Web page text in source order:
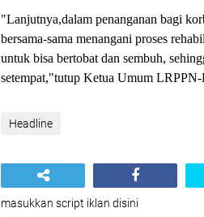
"Lanjutnya,dalam penanganan bagi
bersama-sama menangani proses
untuk bisa bertobat dan sembuh,
setempat,"tutup Ketua Umum
Headline
masukkan script iklan disini